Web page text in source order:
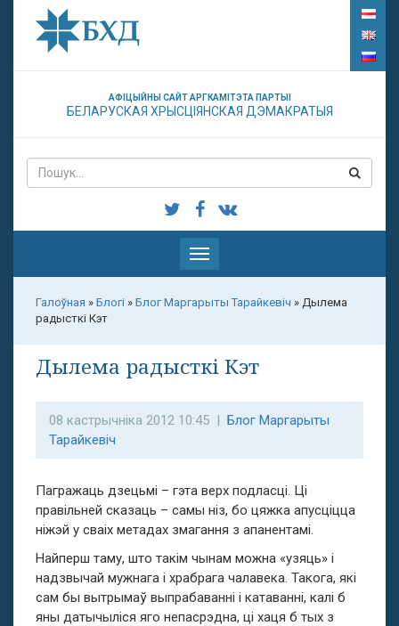
АФІЦЫЙНЫ САЙТ АРГКАМІТЭТА ПАРТЫІ
БЕЛАРУСКАЯ ХРЫСЦІЯНСКАЯ ДЭМАКРАТЫЯ
Паказаць
меню
Галоўная » Блогі » Блог Маргарыты Тарайкевіч » Дылема
радысткі Кэт
Дылема радысткі Кэт
08 кастрычніка 2012 10:45 | Блог Маргарыты
Тарайкевіч
Пагражаць дзецьмі – гэта верх подласці. Ці
правільней сказаць – самы ніз, бо цяжка апусціцца
ніжэй у сваіх метадах змагання з апанентамі.
Найперш таму, што такім чынам можна «узяць» і
надзвычай мужнага і храбрага чалавека. Такога, які
сам бы вытрымаў выпрабаванні і катаванні, калі б
яны датычыліся яго непасрэдна, ці хаця б тых з